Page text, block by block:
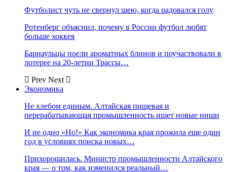
Футболист чуть не свернул шею, когда радовался голу
Ротенберг объяснил, почему в России футбол любят
больше хоккея
Барнаульцы поели ароматных блинов и поучаствовали в
лотерее на 20-летии Трассы…
Prev Next
Экономика
Не хлебом единым. Алтайская пищевая и
перерабатывающая промышленность ищет новые ниши
И не одно «Но!» Как экономика края прожила еще один
год в условиях поиска новых…
Прихорошилась. Министр промышленности Алтайского
края — о том, как изменился реальный…